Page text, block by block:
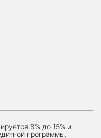
8% до 15% и
программы.